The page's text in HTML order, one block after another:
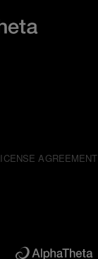
AGREEMENT